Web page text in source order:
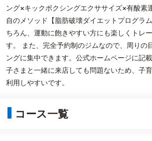
ング×キックボクシングエクササイズ×有酸素
自のメソッド【脂肪破壊ダイエットプログラ
ちろん、運動に飽きやすい方にも楽しくトレ
す。 また、完全予約制のジムなので、周りの
ングに集中できます。公式ホームページに記
子さまと一緒に来店しても問題ないため、子
利用しやすいです。
コース一覧